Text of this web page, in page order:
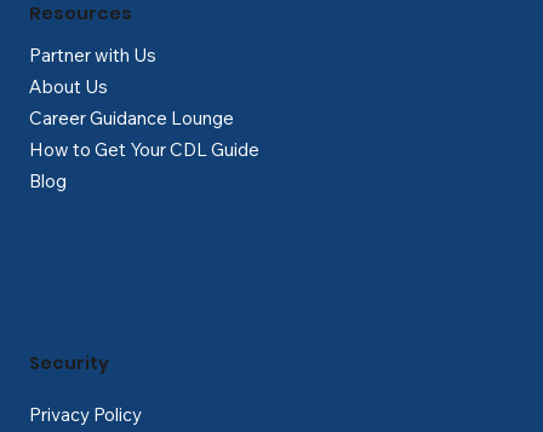
Partner with Us
About Us
Career Guidance Lounge
How to Get Your CDL Guide
Blog
Resources
Privacy Policy
Security